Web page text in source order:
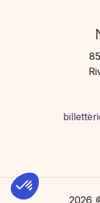
2026